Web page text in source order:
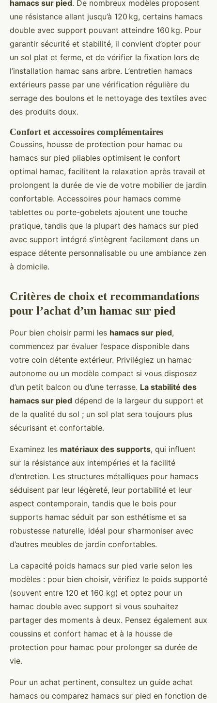
hamacs sur pied. De nombreux modèles proposent
une résistance allant jusqu’à 120 kg, certains hamacs
double avec support pouvant atteindre 160 kg. Pour
garantir sécurité et stabilité, il convient d’opter pour
un sol plat et ferme, et de vérifier la fixation lors de
l’installation hamac sans arbre. L’entretien hamacs
extérieurs passe par une vérification régulière du
serrage des boulons et le nettoyage des textiles avec
des produits doux.
Confort et accessoires complémentaires
Coussins, housse de protection pour hamac ou
hamacs sur pied pliables optimisent le confort
optimal hamac, facilitent la relaxation après travail et
prolongent la durée de vie de votre mobilier de jardin
confortable. Accessoires pour hamacs comme
tablettes ou porte-gobelets ajoutent une touche
pratique, tandis que la plupart des hamacs sur pied
avec support intégré s’intègrent facilement dans un
espace détente personnalisable ou une ambiance zen
à domicile.
Critères de choix et recommandations
pour l’achat d’un hamac sur pied
Pour bien choisir parmi les hamacs sur pied,
commencez par évaluer l’espace disponible dans
votre coin détente extérieur. Privilégiez un hamac
autonome ou un modèle compact si vous disposez
d’un petit balcon ou d’une terrasse. La stabilité des
hamacs sur pied dépend de la largeur du support et
de la qualité du sol ; un sol plat sera toujours plus
sécurisant et confortable.
Examinez les matériaux des supports, qui influent
sur la résistance aux intempéries et la facilité
d’entretien. Les structures métalliques pour hamacs
séduisent par leur légèreté, leur portabilité et leur
aspect contemporain, tandis que le bois pour
supports hamac séduit par son esthétisme et sa
robustesse naturelle, idéal pour s’harmoniser avec
d’autres meubles de jardin confortables.
La capacité poids hamacs sur pied varie selon les
modèles : pour bien choisir, vérifiez le poids supporté
(souvent entre 120 et 160 kg) et optez pour un
hamac double avec support si vous souhaitez
partager des moments à deux. Pensez également aux
coussins et confort hamac et à la housse de
protection pour hamac pour prolonger sa durée de
vie.
Pour un achat pertinent, consultez un guide achat
hamacs ou comparez hamacs sur pied en fonction de